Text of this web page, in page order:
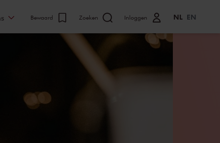
Bewaard Zoeken Inloggen NL EN